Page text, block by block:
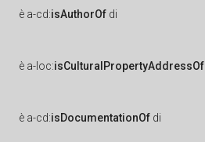
è a-cd:isAuthorOf di
è a-loc:isCulturalPropertyAddressOf
è a-cd:isDocumentationOf di